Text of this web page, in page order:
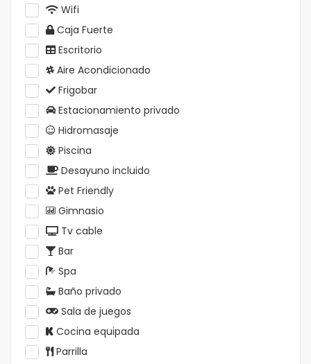
Wifi
Caja Fuerte
Escritorio
Aire Acondicionado
Frigobar
Estacionamiento privado
Hidromasaje
Piscina
Desayuno incluido
Pet Friendly
Gimnasio
Tv cable
Bar
Spa
Baño privado
Sala de juegos
Cocina equipada
Parrilla